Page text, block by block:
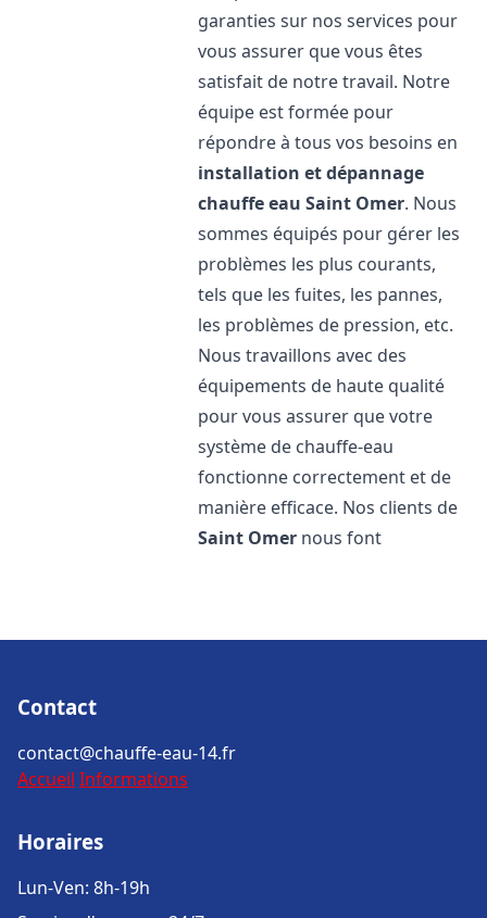
garanties sur nos services pour
vous assurer que vous êtes
satisfait de notre travail. Notre
équipe est formée pour
répondre à tous vos besoins en
installation et dépannage
chauffe eau Saint Omer. Nous
sommes équipés pour gérer les
problèmes les plus courants,
tels que les fuites, les pannes,
les problèmes de pression, etc.
Nous travaillons avec des
équipements de haute qualité
pour vous assurer que votre
système de chauffe-eau
fonctionne correctement et de
manière efficace. Nos clients de
Saint Omer nous font
Contact
contact@chauffe-eau-14.fr
Accueil Informations
Horaires
Lun-Ven: 8h-19h